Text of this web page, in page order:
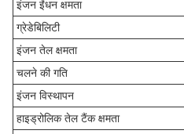
इंजन ईंधन क्षमता
ग्रेडेबिलिटी
इंजन तेल क्षमता
चलने की गति
इंजन विस्थापन
हाइड्रोलिक तेल टैंक क्षमता